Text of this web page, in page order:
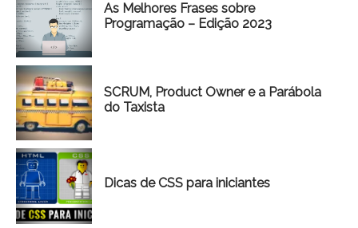
As Melhores Frases sobre
Programação – Edição 2023
SCRUM, Product Owner e a Parábola
do Taxista
Dicas de CSS para iniciantes